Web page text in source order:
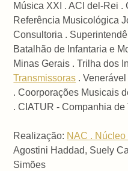
Música XXI . ACI del-Rei .
Referência Musicológica
Consultoria .
Batalhão de Infantaria e
Minas Gerais . Trilha dos
Transmissoras .
. Coorporações Musicais
.CIATUR - Companhia de
Realização: NAC . Núcleo
Agostini Haddad, Suely
Simões